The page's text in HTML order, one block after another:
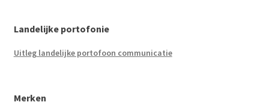
Landelijke portofonie
Uitleg landelijke portofoon communicatie
Merken